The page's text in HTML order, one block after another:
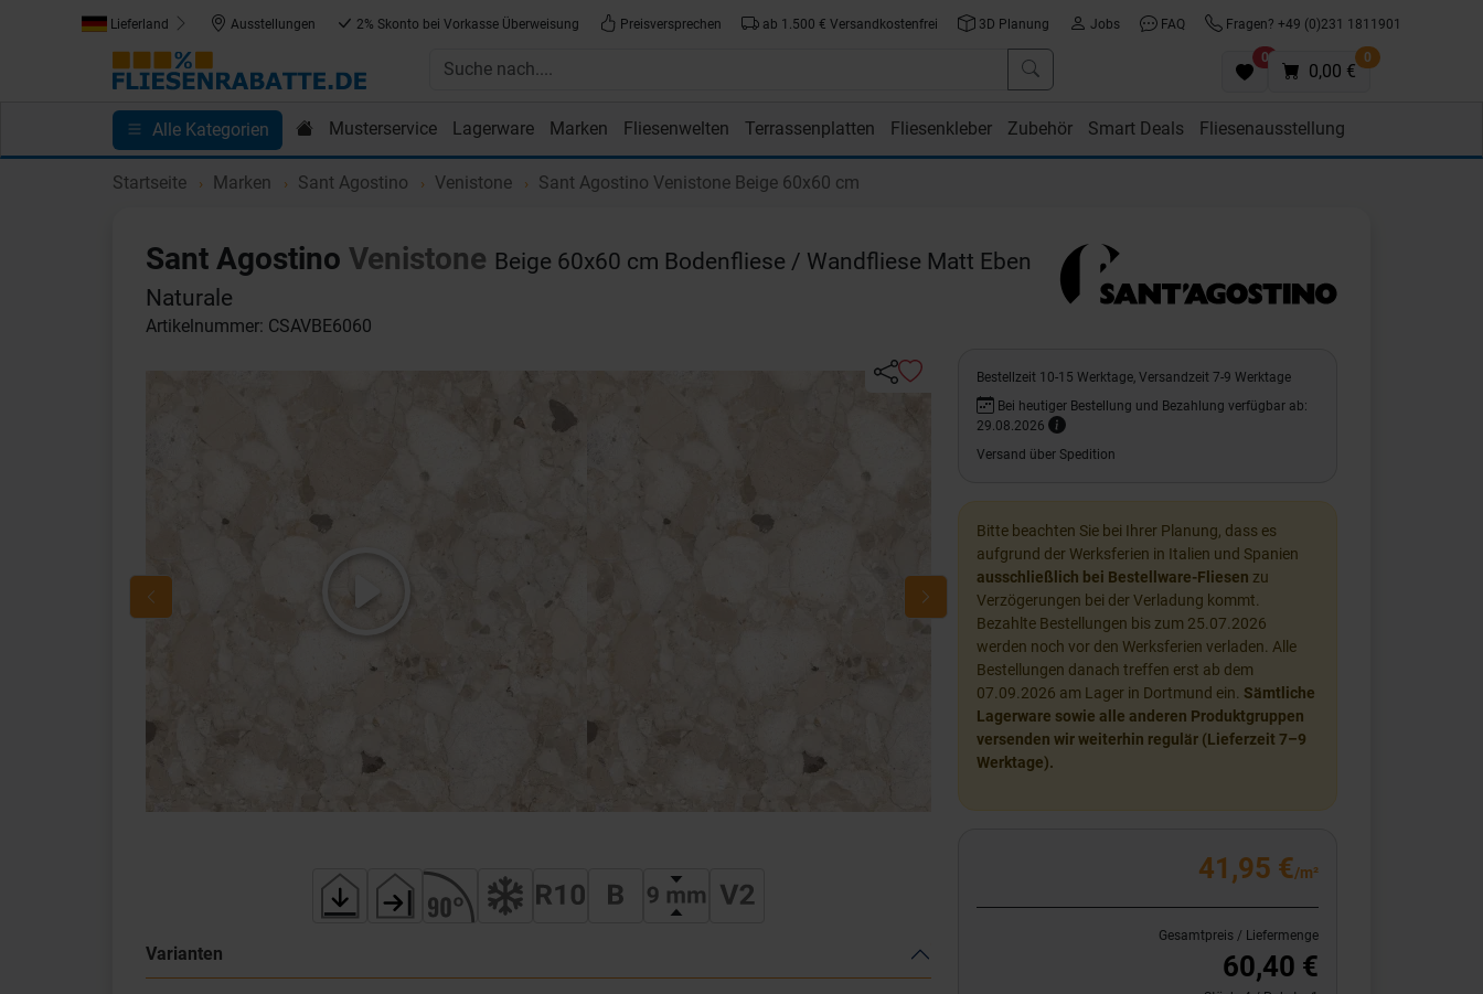
Lieferland Ausstellungen 2% Skonto bei Vorkasse Überweisung Preisversprechen ab 1.500 € Versandkostenfrei 3D Planung Jobs FAQ Fragen? +49 (0)231 1811901
0 0
0,00 €
Alle Kategorien Musterservice Lagerware Marken Fliesenwelten Terrassenplatten Fliesenkleber Zubehör Smart Deals Fliesenausstellung
Kundenprojekte Blog Einkaufen bei Fliesenrabatte.de
Startseite Marken Sant Agostino Venistone Sant Agostino Venistone Beige 60x60 cm
Sant Agostino Venistone Beige 60x60 cm Bodenfliese / Wandfliese Matt Eben
Naturale
Artikelnummer: CSAVBE6060
Varianten
Bestellzeit 10-15 Werktage, Versandzeit 7-9 Werktage
Bei heutiger Bestellung und Bezahlung verfügbar ab:
29.08.2026
Versand über Spedition
Bitte beachten Sie bei Ihrer Planung, dass es
aufgrund der Werksferien in Italien und Spanien
ausschließlich bei Bestellware-Fliesen zu
Verzögerungen bei der Verladung kommt.
Bezahlte Bestellungen bis zum 25.07.2026
werden noch vor den Werksferien verladen. Alle
Bestellungen danach treffen erst ab dem
07.09.2026 am Lager in Dortmund ein. Sämtliche
Lagerware sowie alle anderen Produktgruppen
versenden wir weiterhin regulär (Lieferzeit 7–9
Werktage).
41,95 €/m²
Gesamtpreis / Liefermenge
60,40 €